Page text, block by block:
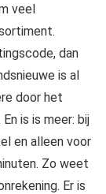
veel
dan
is al
door het
is is meer: bij
en alleen voor
Zo weet
Er is